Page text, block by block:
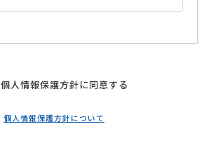
個人情報保護方針に同意する
個人情報保護方針について